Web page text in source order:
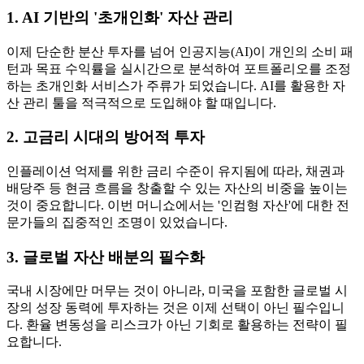
1. AI 기반의 '초개인화' 자산 관리
이제 단순한 분산 투자를 넘어 인공지능(AI)이 개인의 소비 패
턴과 목표 수익률을 실시간으로 분석하여 포트폴리오를 조정
하는 초개인화 서비스가 주류가 되었습니다. AI를 활용한 자
산 관리 툴을 적극적으로 도입해야 할 때입니다.
2. 고금리 시대의 방어적 투자
인플레이션 억제를 위한 금리 수준이 유지됨에 따라, 채권과
배당주 등 현금 흐름을 창출할 수 있는 자산의 비중을 높이는
것이 중요합니다. 이번 머니쇼에서는 '인컴형 자산'에 대한 전
문가들의 집중적인 조명이 있었습니다.
3. 글로벌 자산 배분의 필수화
국내 시장에만 머무는 것이 아니라, 미국을 포함한 글로벌 시
장의 성장 동력에 투자하는 것은 이제 선택이 아닌 필수입니
다. 환율 변동성을 리스크가 아닌 기회로 활용하는 전략이 필
요합니다.